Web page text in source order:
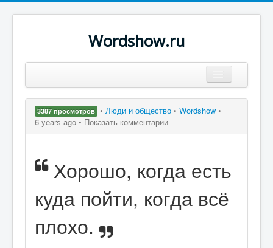
Wordshow.ru
Популярные цитаты
Поиск
3387 просмотров • Люди и общество • Wordshow •
6 years ago • Показать комментарии
Хорошо, когда есть
куда пойти, когда всё
плохо.